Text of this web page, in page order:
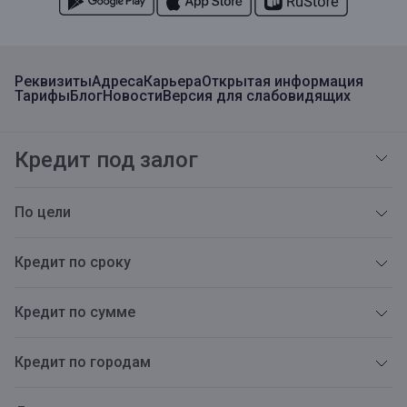
РеквизитыАдресаКарьераОткрытая информация
ТарифыБлогНовостиВерсия для слабовидящих
Кредит под залог
По цели
Кредит по сроку
Кредит по сумме
Кредит по городам